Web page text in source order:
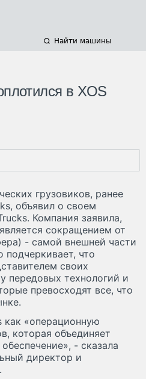
Найти машины
в XOS
грузовиков, ранее
объявил о своем
Компания заявила,
сокращением от
- самой внешней части
что
своих
передовых технологий и
превосходят все, что
«операционную
которая объединяет
- сказала
директор и